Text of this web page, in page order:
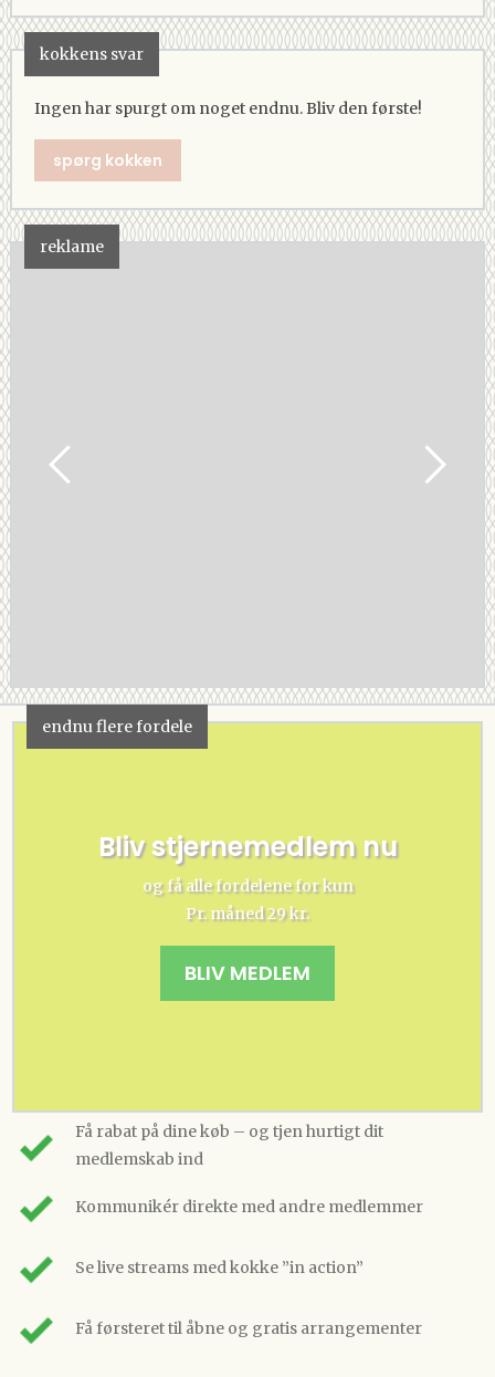
kokkens svar
Ingen har spurgt om noget endnu. Bliv den første!
spørg kokken
reklame
endnu flere fordele
Bliv stjernemedlem nu
og få alle fordelene for kun
Pr. måned 29 kr.
BLIV MEDLEM
Få rabat på dine køb – og tjen hurtigt dit
medlemskab ind
Kommunikér direkte med andre medlemmer
Se live streams med kokke ”in action”
Få førsteret til åbne og gratis arrangementer